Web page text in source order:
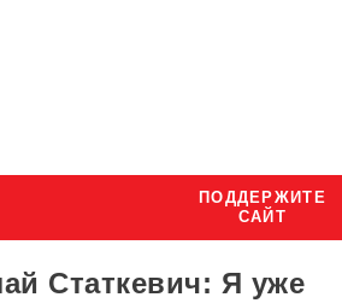
ПОДДЕРЖИТЕ
САЙТ
Статкевич: Я уже